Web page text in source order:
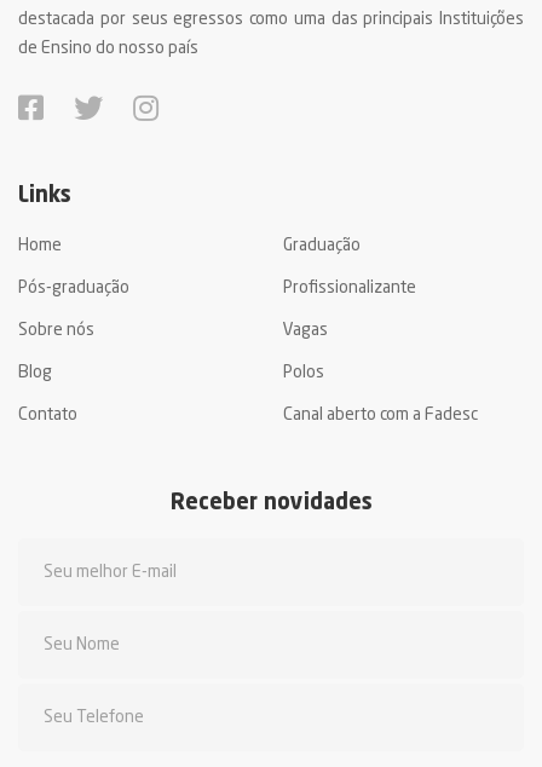
destacada por seus egressos como uma das principais Instituições
de Ensino do nosso país
Links
Home Graduação
Pós-graduação Profissionalizante
Sobre nós Vagas
Blog Polos
Contato Canal aberto com a Fadesc
Receber novidades